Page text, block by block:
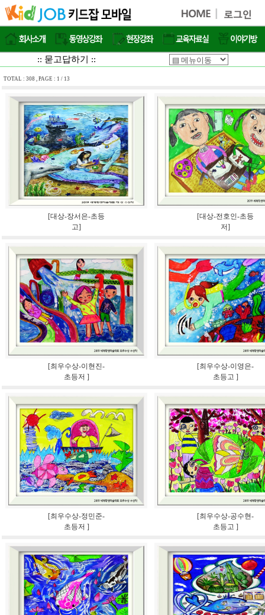
:: 묻고답하기 ::
TOTAL : 308 , PAGE : 1 / 13
[대상-장서은-초등
고]
[대상-전호인-초등
저]
[최우수상-이현진-
초등저 ]
[최우수상-이영은-
초등고 ]
[최우수상-정민준-
초등저 ]
[최우수상-공수현-
초등고 ]